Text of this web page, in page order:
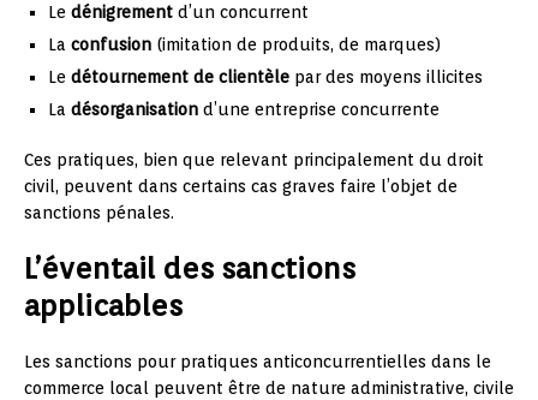
Le dénigrement d’un concurrent
La confusion (imitation de produits, de marques)
Le détournement de clientèle par des moyens illicites
La désorganisation d’une entreprise concurrente
Ces pratiques, bien que relevant principalement du droit
civil, peuvent dans certains cas graves faire l’objet de
sanctions pénales.
L’éventail des sanctions
applicables
Les sanctions pour pratiques anticoncurrentielles dans le
commerce local peuvent être de nature administrative, civile